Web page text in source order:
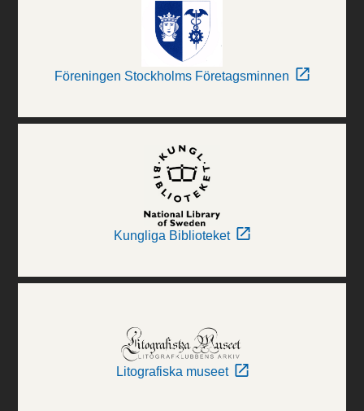
Föreningen Stockholms Företagsminnen
Kungliga Biblioteket
Litografiska museet